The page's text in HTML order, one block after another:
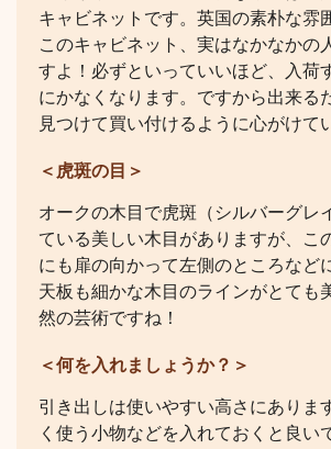
キャビネットです。英国の素朴な雰
このキャビネット、実はなかなかの
すよ！必ずといっていいほど、入荷
にかなくなります。ですから出来る
見つけて買い付けるように心がけて
＜虎斑の目＞
オークの木目で虎斑（シルバーグレ
ている美しい木目がありますが、こ
にも扉の向かって左側のところなど
天板も細かな木目のラインがとても
然の芸術ですね！
＜何を入れましょうか？＞
引き出しは使いやすい高さにありま
く使う小物などを入れておくと良い